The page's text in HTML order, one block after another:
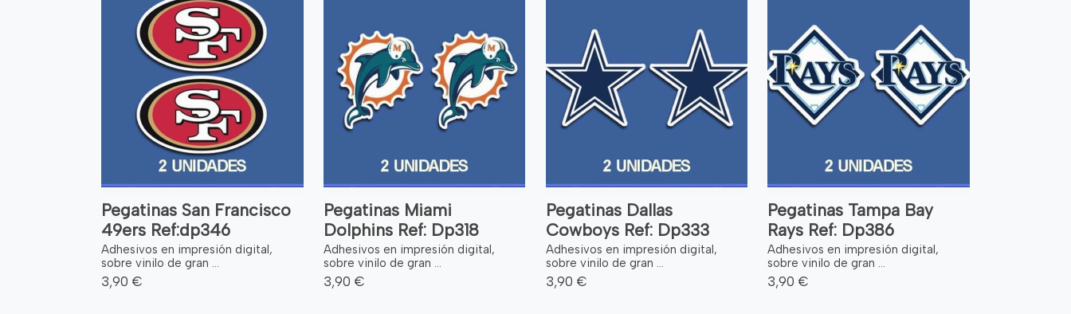
Pegatinas San Francisco
49ers Ref:dp346
Adhesivos en impresión digital,
sobre vinilo de gran ...
3,90 €
Pegatinas Miami
Dolphins Ref: Dp318
Adhesivos en impresión digital,
sobre vinilo de gran ...
3,90 €
Pegatinas Dallas
Cowboys Ref: Dp333
Adhesivos en impresión digital,
sobre vinilo de gran ...
3,90 €
Pegatinas Tampa Bay
Rays Ref: Dp386
Adhesivos en impresión digital,
sobre vinilo de gran ...
3,90 €